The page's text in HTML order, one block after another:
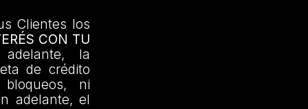
Clientes los
CON TU
la
de crédito
bloqueos, ni
adelante, el